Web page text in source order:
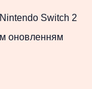
Switch 2
оновленням